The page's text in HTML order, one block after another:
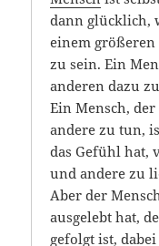
dann glücklich,
einem größeren
zu sein. Ein
anderen dazu
Ein Mensch,
andere zu tun,
das Gefühl hat,
und andere zu
Aber der
ausgelebt hat,
gefolgt ist,